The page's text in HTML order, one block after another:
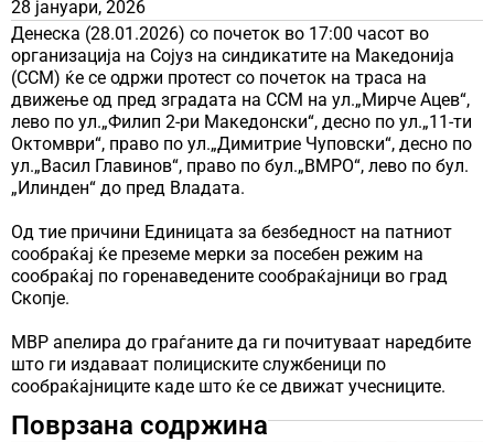
28 јануари, 2026
Денеска (28.01.2026) со почеток во 17:00 часот во
организација на Сојуз на синдикатите на Македонија
(ССМ) ќе се одржи протест со почеток на траса на
движење од пред зградата на ССМ на ул.„Мирче Ацев“,
лево по ул.„Филип 2-ри Македонски“, десно по ул.„11-ти
Октомври“, право по ул.„Димитрие Чуповски“, десно по
ул.„Васил Главинов“, право по бул.„ВМРО“, лево по бул.
„Илинден“ до пред Владата.
Од тие причини Единицата за безбедност на патниот
сообраќај ќе преземе мерки за посебен режим на
сообраќај по горенаведените сообраќајници во град
Скопје.
МВР апелира до граѓаните да ги почитуваат наредбите
што ги издаваат полициските службеници по
сообраќајниците каде што ќе се движат учесниците.
Поврзана содржина